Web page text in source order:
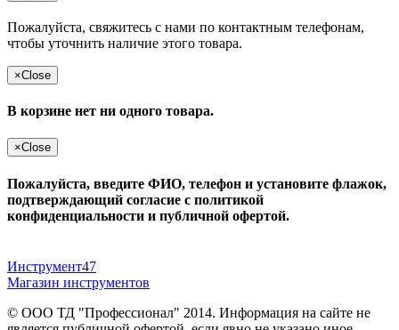
Пожалуйста, свяжитесь с нами по контактным телефонам,
чтобы уточнить наличие этого товара.
×Close
В корзине нет ни одного товара.
×Close
Пожалуйста, введите ФИО, телефон и установите флажок,
подтверждающий согласие с политикой
конфиденциальности и публичной офертой.
Инструмент47
Магазин инструментов
© ООО ТД "Профессионал" 2014. Информация на сайте не